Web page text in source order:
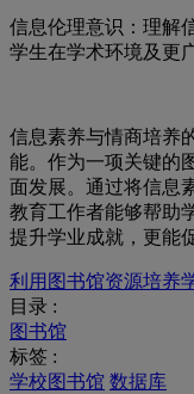
信息伦理意识：理解
学生在学术环境及更
信息素养与情商培养
能。作为一项关键的
面发展。通过将信息
教育工作者能够帮
提升学业成就，更能
利用图书馆资源培养
目录 :
图书馆
标签 :
学校图书馆 数据库